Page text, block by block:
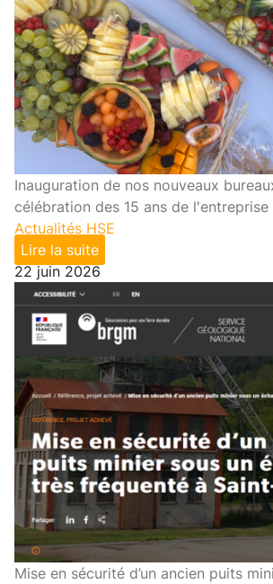
Inauguration de nos nouveaux
célébration des 15 ans de l'entreprise
Actualités HSE
Lire la suite
22 juin 2026
Mise en sécurité d’un ancien puits